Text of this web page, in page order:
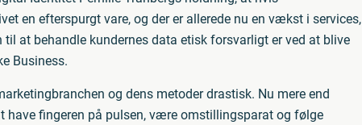
en efterspurgt vare, og der er allerede nu en vækst i services,
at behandle kundernes data etisk forsvarligt er ved at blive
Business.
og dens metoder drastisk. Nu mere end
have fingeren på pulsen, være omstillingsparat og følge